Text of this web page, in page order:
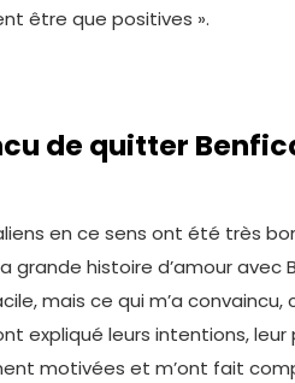
être que positives ».
de quitter
en ce sens ont été très
grande histoire d’amour avec
mais ce qui m’a convaincu,
expliqué leurs intentions, leur
motivées et m’ont fait